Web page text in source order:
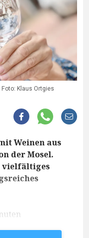
Klaus Ortgies
Weinen aus
der Mosel.
vielfältiges